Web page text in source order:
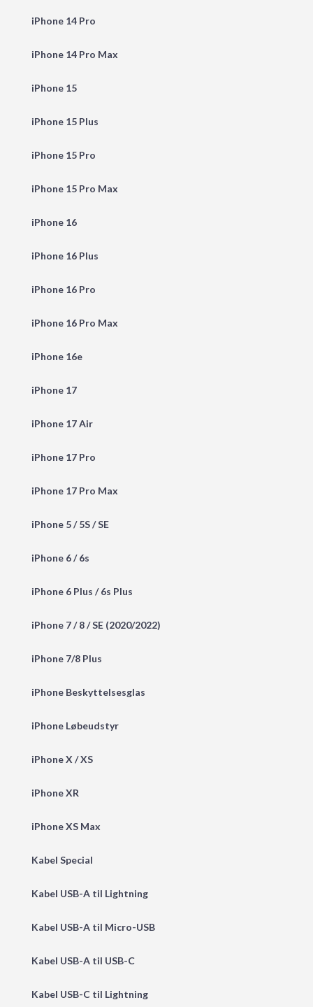
iPhone 14 Pro
iPhone 14 Pro Max
iPhone 15
iPhone 15 Plus
iPhone 15 Pro
iPhone 15 Pro Max
iPhone 16
iPhone 16 Plus
iPhone 16 Pro
iPhone 16 Pro Max
iPhone 16e
iPhone 17
iPhone 17 Air
iPhone 17 Pro
iPhone 17 Pro Max
iPhone 5 / 5S / SE
iPhone 6 / 6s
iPhone 6 Plus / 6s Plus
iPhone 7 / 8 / SE (2020/2022)
iPhone 7/8 Plus
iPhone Beskyttelsesglas
iPhone Løbeudstyr
iPhone X / XS
iPhone XR
iPhone XS Max
Kabel Special
Kabel USB-A til Lightning
Kabel USB-A til Micro-USB
Kabel USB-A til USB-C
Kabel USB-C til Lightning